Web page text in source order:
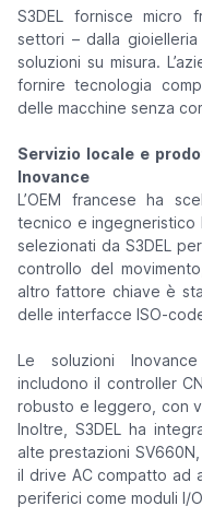
S3DEL fornisce micro
settori – dalla gioielleria
soluzioni su misura.
fornire tecnologia
delle macchine senza
Servizio locale e
Inovance
L’OEM francese ha
tecnico e ingegneristico
selezionati da S3DEL
controllo del
altro fattore chiave è
delle interfacce ISO-
Le soluzioni
includono il controller
robusto e leggero, con
Inoltre, S3DEL ha
alte prestazioni
il drive AC compatto ad
periferici come moduli I/